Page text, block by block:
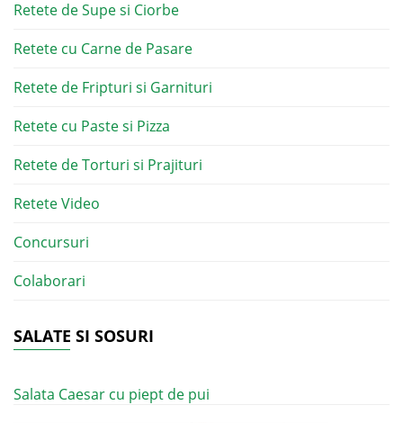
Retete de Supe si Ciorbe
Retete cu Carne de Pasare
Retete de Fripturi si Garnituri
Retete cu Paste si Pizza
Retete de Torturi si Prajituri
Retete Video
Concursuri
Colaborari
SALATE SI SOSURI
Salata Caesar cu piept de pui